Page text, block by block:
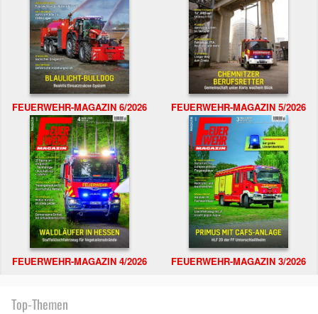
FEUERWEHR-MAGAZIN 6/2026 FEUERWEHR-MAGAZIN 5/2026
FEUERWEHR-MAGAZIN 4/2026 FEUERWEHR-MAGAZIN 3/2026
Top-Themen